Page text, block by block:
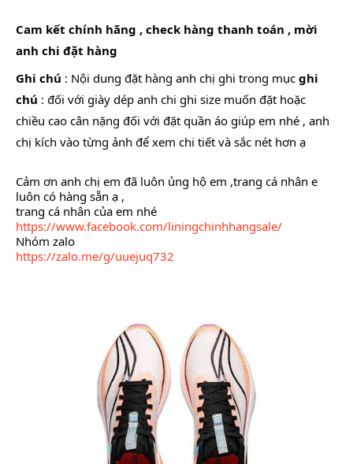
Cam kết chính hãng , check hàng thanh toán , mời
anh chi đặt hàng
Ghi chú : Nội dung đặt hàng anh chị ghi trong mục ghi
chú : đối với giày dép anh chi ghi size muốn đặt hoặc
chiều cao cân nặng đối với đặt quần áo giúp em nhé , anh
chị kích vào từng ảnh để xem chi tiết và sắc nét hơn ạ
Cảm ơn anh chị em đã luôn ủng hộ em ,trang cá nhân e
luôn có hàng sẵn ạ ,
trang cá nhân của em nhé
https://www.facebook.com/liningchinhhangsale/
Nhóm zalo
https://zalo.me/g/uuejuq732